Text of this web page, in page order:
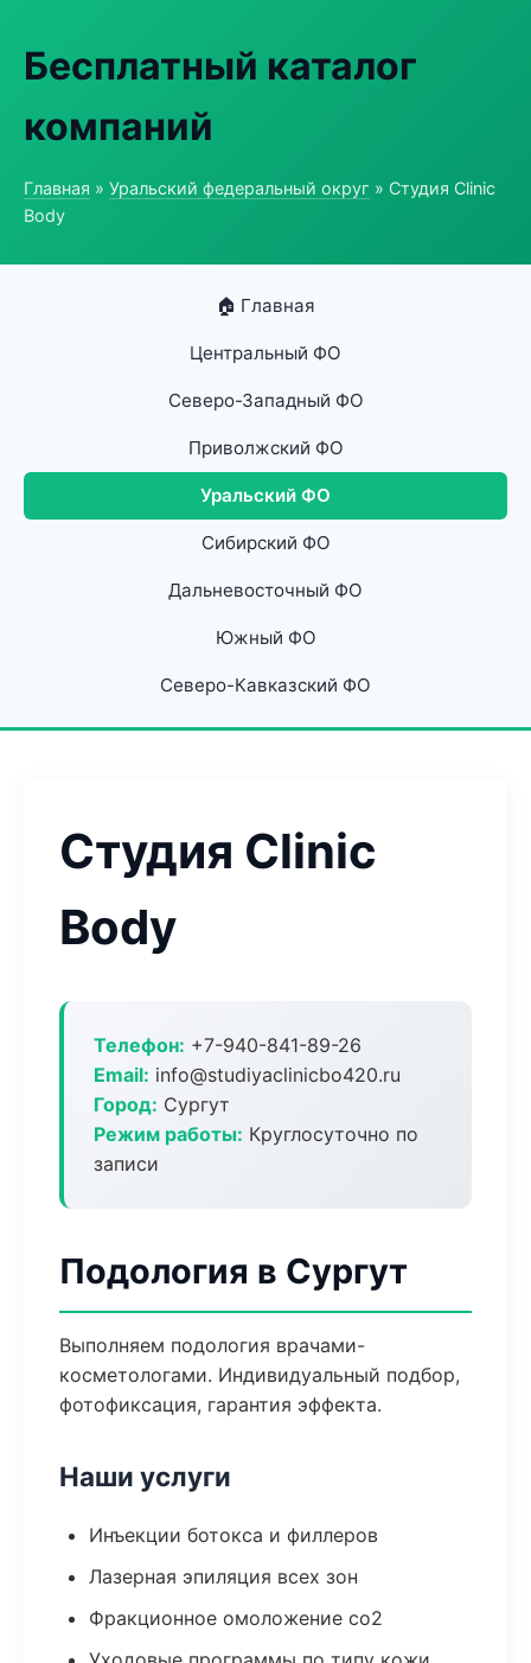
Бесплатный каталог
компаний
Главная » Уральский федеральный округ » Студия Clinic
Body
🏠 Главная
Центральный ФО
Северо-Западный ФО
Приволжский ФО
Уральский ФО
Сибирский ФО
Дальневосточный ФО
Южный ФО
Северо-Кавказский ФО
Студия Clinic
Body
Телефон: +7-940-841-89-26
Email: info@studiyaclinicbo420.ru
Город: Сургут
Режим работы: Круглосуточно по
записи
Подология в Сургут
Выполняем подология врачами-
косметологами. Индивидуальный подбор,
фотофиксация, гарантия эффекта.
Наши услуги
Инъекции ботокса и филлеров
Лазерная эпиляция всех зон
Фракционное омоложение co2